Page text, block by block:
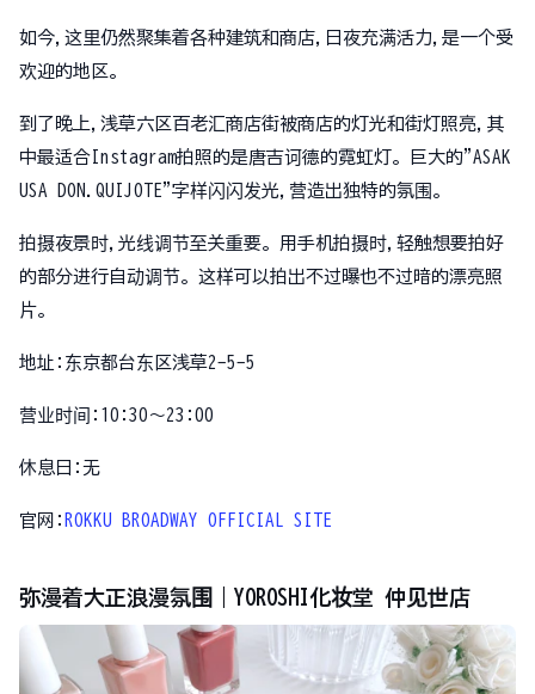
如今,这里仍然聚集着各种建筑和商店,日夜充满活力,是一个受
欢迎的地区。
到了晚上,浅草六区百老汇商店街被商店的灯光和街灯照亮,其
中最适合Instagram拍照的是唐吉诃德的霓虹灯。巨大的"ASAK
USA DON.QUIJOTE"字样闪闪发光,营造出独特的氛围。
拍摄夜景时,光线调节至关重要。用手机拍摄时,轻触想要拍好
的部分进行自动调节。这样可以拍出不过曝也不过暗的漂亮照
片。
地址:东京都台东区浅草2-5-5
营业时间:10:30〜23:00
休息日:无
官网: ROKKU BROADWAY OFFICIAL SITE
弥漫着大正浪漫氛围｜YOROSHI化妆堂 仲见世店